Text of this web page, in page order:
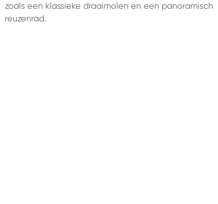
zoals een klassieke draaimolen en een panoramisch
reuzenrad.